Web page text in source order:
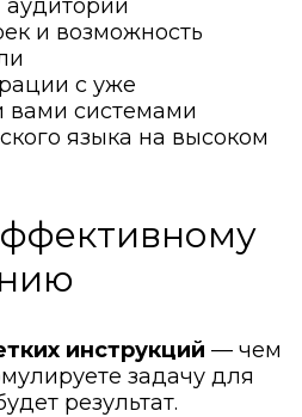
и возможность
с уже
вами системами
языка на высоком
инструкций — чем
задачу для
результат.